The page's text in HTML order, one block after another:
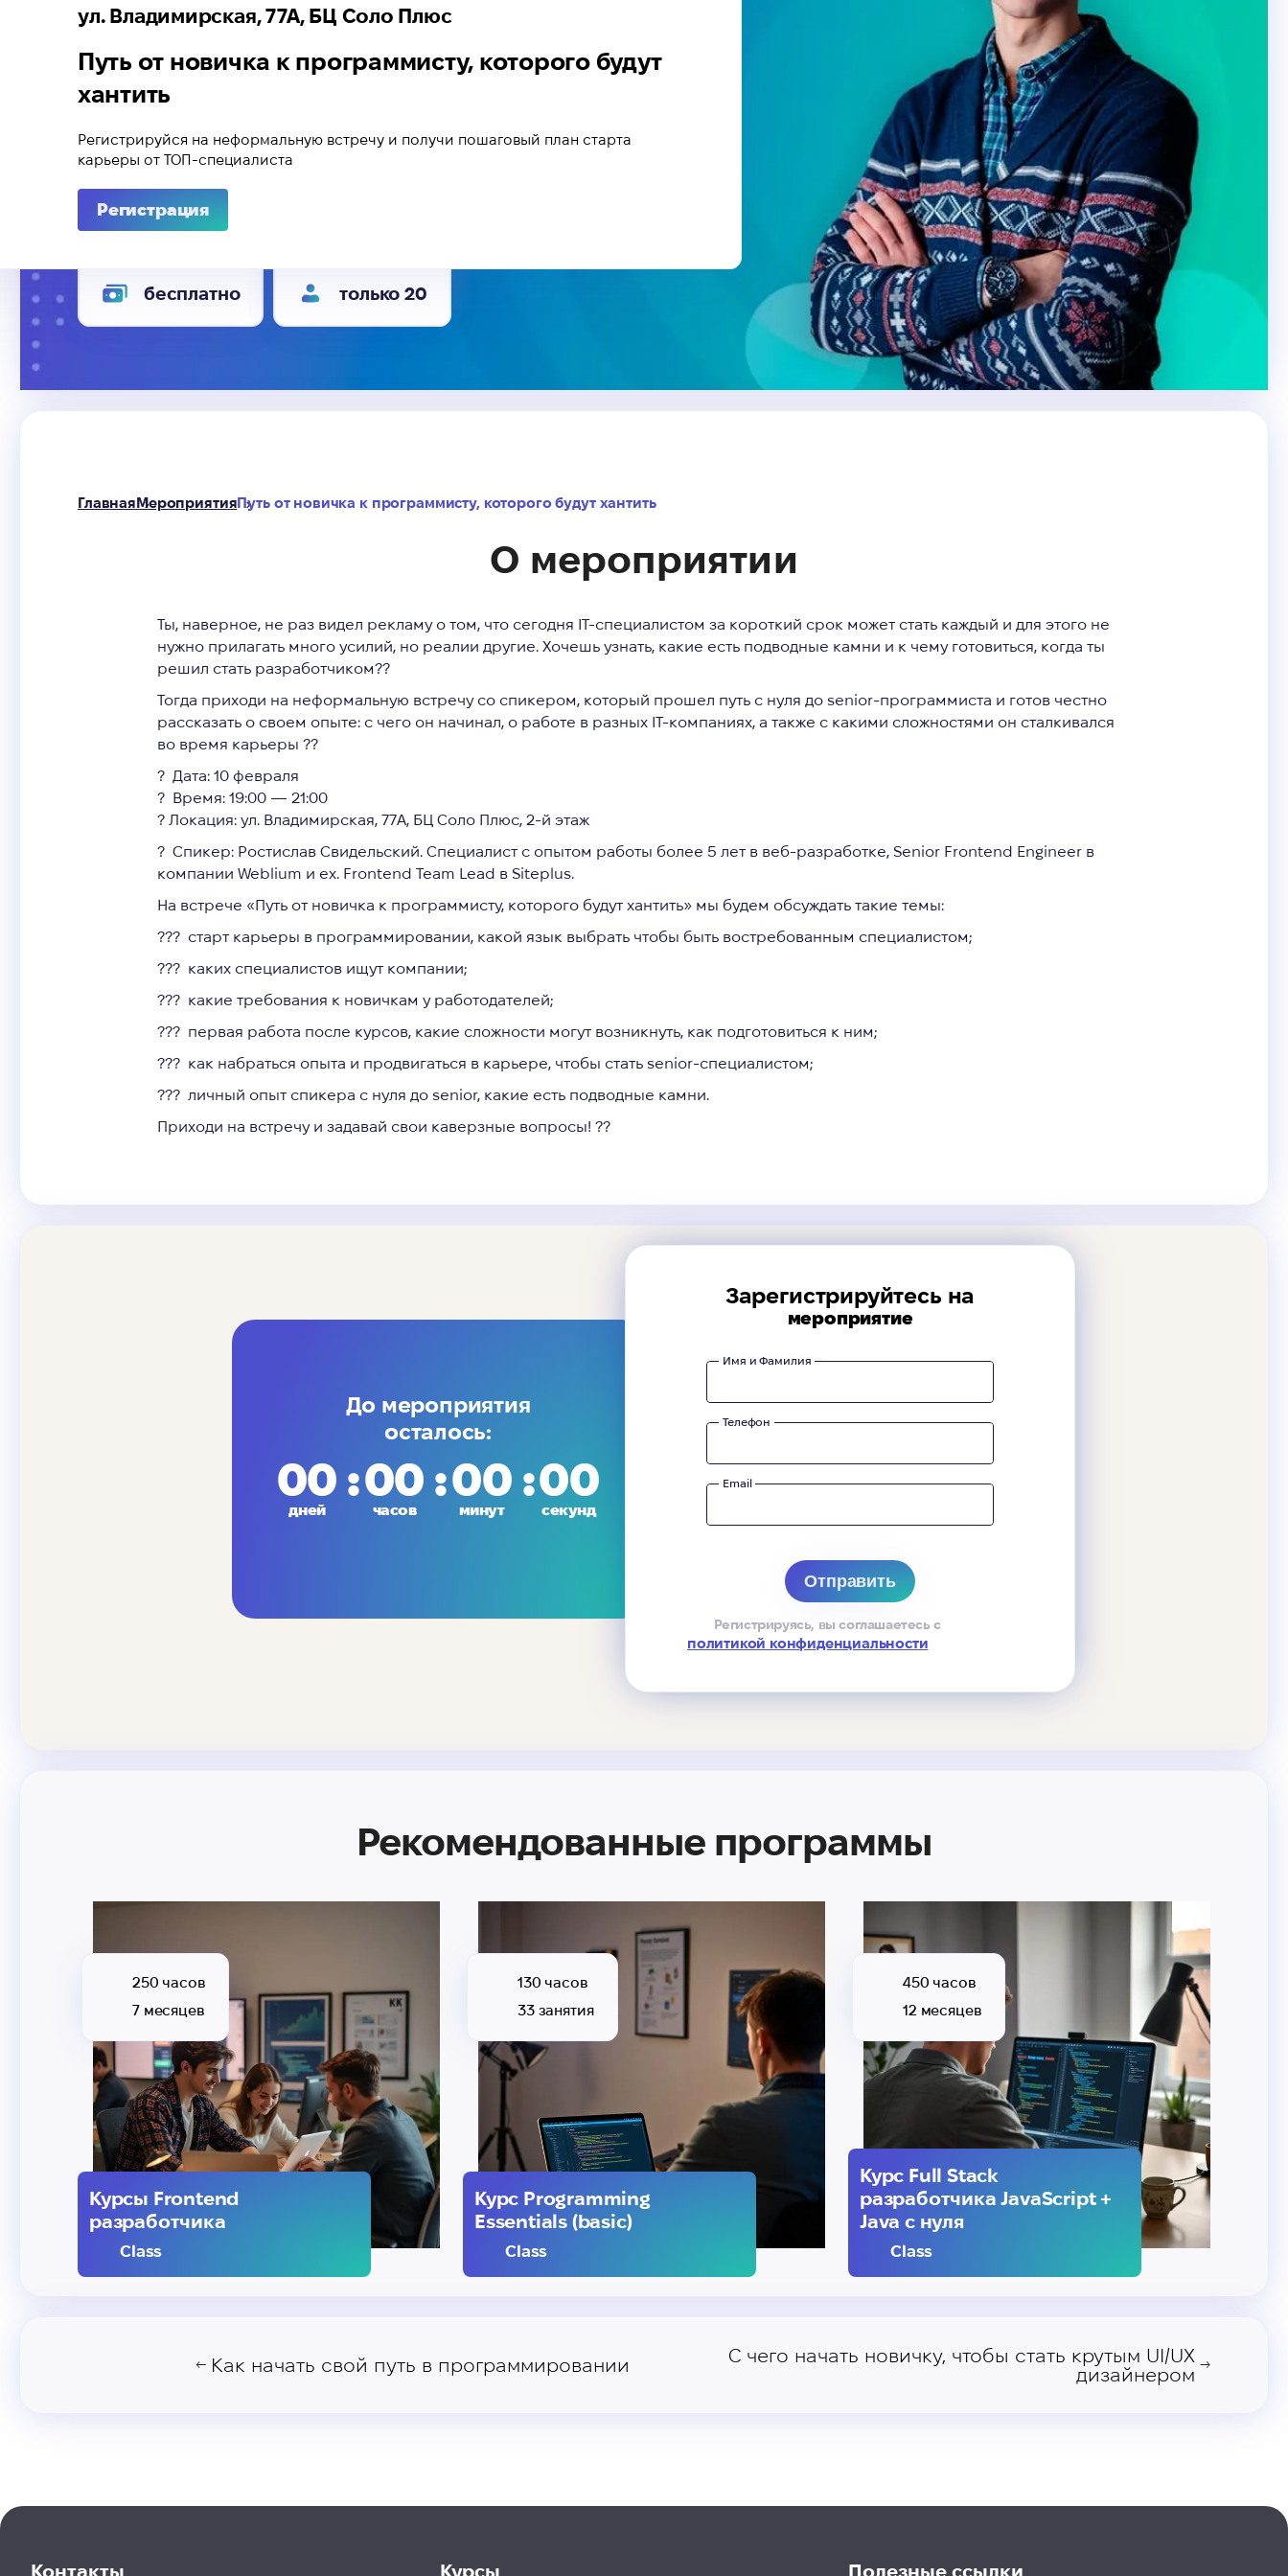
ул. Владимирская, 77А, БЦ Соло Плюс
Путь от новичка к программисту, которого будут
хантить
Регистрируйся на неформальную встречу и получи пошаговый план старта
карьеры от ТОП-специалиста
Регистрация
бесплатно только 20
Главная МероприятияПуть от новичка к программисту, которого будут хантить
О мероприятии
Ты, наверное, не раз видел рекламу о том, что сегодня IT-специалистом за короткий срок может стать каждый и для этого не
нужно прилагать много усилий, но реалии другие. Хочешь узнать, какие есть подводные камни и к чему готовиться, когда ты
решил стать разработчиком??
Тогда приходи на неформальную встречу со спикером, который прошел путь с нуля до senior-программиста и готов честно
рассказать о своем опыте: с чего он начинал, о работе в разных IT-компаниях, а также с какими сложностями он сталкивался
во время карьеры ??
? Дата: 10 февраля
?Время: 19:00 — 21:00
? Локация: ул. Владимирская, 77А, БЦ Соло Плюс, 2-й этаж
? Спикер: Ростислав Свидельский.Специалист c опытом работы более 5 лет в веб-разработке, Senior Frontend Engineer в
компании Weblium и ex. Frontend Team Lead в Siteplus.
На встрече «Путь от новичка к программисту, которого будут хантить» мы будем обсуждать такие темы:
??‍? старт карьеры в программировании, какой язык выбрать чтобы быть востребованным специалистом;
??‍? каких специалистов ищут компании;
??‍? какие требования к новичкам у работодателей;
??‍? первая работа после курсов, какие сложности могут возникнуть, как подготовиться к ним;
??‍? как набраться опыта и продвигаться в карьере, чтобы стать senior-специалистом;
??‍? личный опыт спикера с нуля до senior, какие есть подводные камни.
Приходи на встречу и задавай свои каверзные вопросы! ??
До мероприятия
осталось:
00
дней
00
часов
00
минут
00
секунд
Зарегистрируйтесь на
мероприятие
Имя и Фамилия
Телефон
Email
Регистрируясь, вы соглашаетесь с
политикой конфиденциальности
Рекомендованные программы
250 часов
7 месяцев
Курсы Frontend
разработчика
Class
130 часов
33 занятия
Курс Programming
Essentials (basic)
Class
450 часов
12 месяцев
Курс Full Stack
разработчика JavaScript +
Java с нуля
Class
← Как начать свой путь в программировании
С чего начать новичку, чтобы стать крутым UI/UX
дизайнером →
Контакты Курсы Полезные ссылки